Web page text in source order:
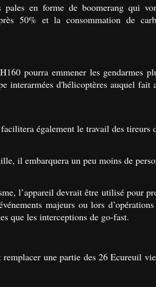
pales en forme de boomerang qui
50% et la consommation de
pourra emmener les gendarmes
interarmées d'hélicoptères auquel
également le travail des tireurs
il embarquera un peu moins de
l’appareil devrait être utilisé pour
majeurs ou lors
que les interceptions de go-fast.
remplacer une partie des 26 Ecureuil